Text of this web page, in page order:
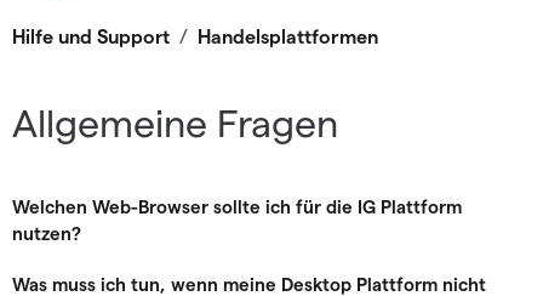
Hilfe und Support / Handelsplattformen
Allgemeine Fragen
Welchen Web-Browser sollte ich für die IG Plattform
nutzen?
Was muss ich tun, wenn meine Desktop Plattform nicht